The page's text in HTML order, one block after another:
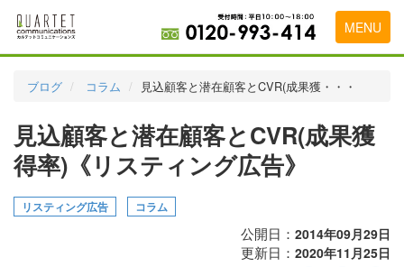
MENU
実績・お客様の声
初めて導入をお考えの方
代理店の乗り換えをお考えの方
ブログ コラム 見込顧客と潜在顧客とCVR(成果獲・・・
見込顧客と潜在顧客とCVR(成果獲
得率)《リスティング広告》
リスティング広告 コラム
公開日： 2014年09月29日
更新日： 2020年11月25日